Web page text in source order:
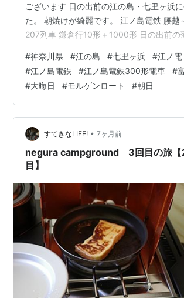
ございます 日の出前の江の島・七里ヶ浜
た。 朝焼けが綺麗です。 江ノ島電鉄 腰越
207列車 鎌倉行10形＋1000形 日の出前の
を進んでいきます。 日の出前でも富士山の
いですね。 日の出 2025年最後の真っ赤な
りと太平洋から上がってきて辺りを紅く染
す。 江ノ島電鉄 腰越～鎌倉高校前 211列
形 +1000形 紅く染まった富士山をバック
#神奈川県 #江の島 #七里ヶ浜 #江ノ電
#江ノ島電鉄 #江ノ島電鉄300形電車 #
#大晦日 #モルゲンロート #朝日
すてきなLIFE! • 7ヶ月前
negura campground 3回目の旅【
目】